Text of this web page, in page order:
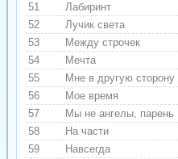
51
Лабиринт
52
Лучик света
53
Между строчек
54
Мечта
55
Мне в другую сторону
56
Мое время
57
Мы не ангелы, парень
58
На части
59
Навсегда